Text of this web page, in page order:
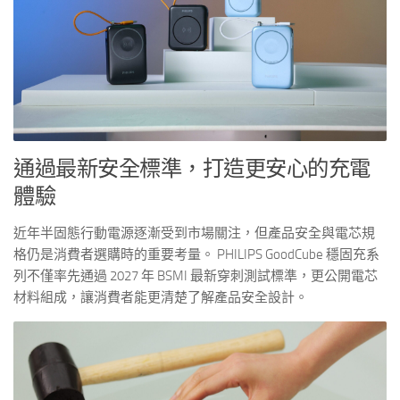
通過最新安全標準，打造更安心的充電
體驗
近年半固態行動電源逐漸受到市場關注，但產品安全與電芯規
格仍是消費者選購時的重要考量。 PHILIPS GoodCube 穩固充系
列不僅率先通過 2027 年 BSMI 最新穿刺測試標準，更公開電芯
材料組成，讓消費者能更清楚了解產品安全設計。